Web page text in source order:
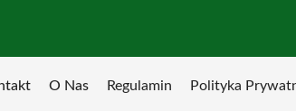
O Nas Regulamin Polityka